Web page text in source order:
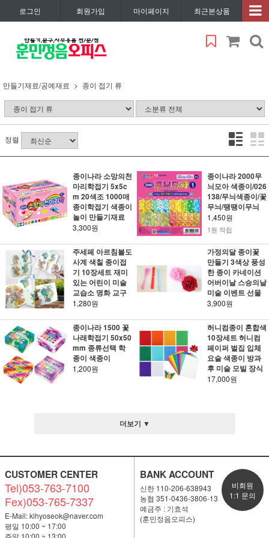
로그인 회원가입 마이페이지 최근본상품
만들기재료/공예재료 종이 접기 류
정렬
종이나라 소망의천
마리학접기 5x5c
m 20색조 1000매
종이학접기 색종이
놀이 만들기재료
3,300원
종이나라 2000무
늬모아 색종이/026
138/무늬색종이/꽃
무늬/땡땡이무늬
1,450원
1원 적립
주세페 아르침볼도
사계 색칠 종이접
기 10장세트 재미
있는 어린이 미술
교습소 명화 교구
1,280원
가정의달 종이꽃
만들기 3색상 풍성
한 종이 카네이션
어버이날 스승의날
미술 이벤트 선물
3,900원
종이나라 1500 꽃
나래학접기 50x50
mm 종류선택 학
종이 색종이
1,200원
허니컴종이 혼합색
10장세트 허니컴
페이퍼 벌집 입체
요술 색종이 방과
후 미술 모빌 장식
17,000원
더보기 ▼
CUSTOMER CENTER
Tel)053-763-7100
Fex)053-765-7337
E-Mail:kihyoseok@naver.com
평일 10:00 ~ 17:00
주말 10:00 ~ 13:00
BANK ACCOUNT
신한 110-206-638943
농협 351-0436-3806-13
예금주 : 기효석
(훈민정음오피스)
비회원
1:1 문의